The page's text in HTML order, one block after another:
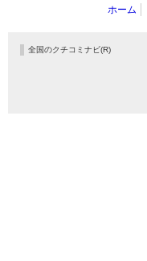
ホーム
全国のクチコミナビ(R)